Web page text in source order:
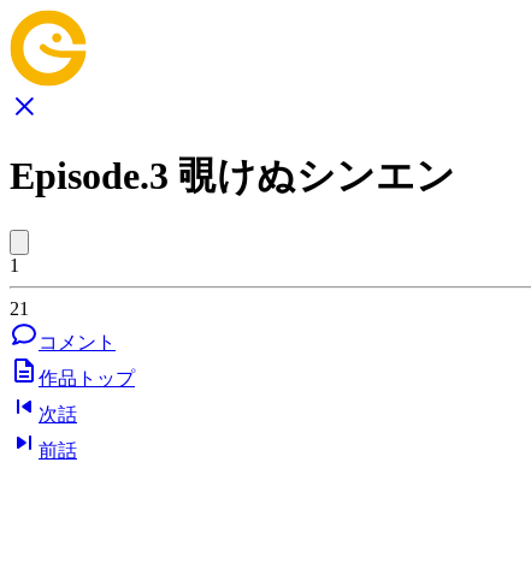
Episode.3 覗けぬシンエン
1
21
コメント
作品トップ
次話
前話